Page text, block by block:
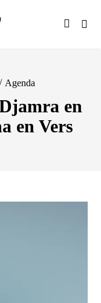
/ Agenda
en
en Vers